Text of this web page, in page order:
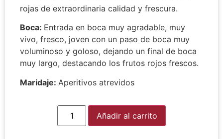
rojas de extraordinaria calidad y frescura.
Boca: Entrada en boca muy agradable, muy
vivo, fresco, joven con un paso de boca muy
voluminoso y goloso, dejando un final de boca
muy largo, destacando los frutos rojos frescos.
Maridaje: Aperitivos atrevidos
Añadir al carrito